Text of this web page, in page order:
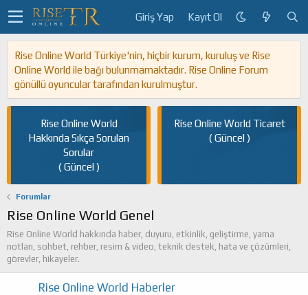
Giriş Yap Kayıt Ol
Rise Online World Türkiye'nin, hiçbir kurum, kuruluş ve Rise
Online World ile bağı bulunmamaktadır. Rise Online Forum
gönüllü oyuncular tarafından kurulmuştur.
Rise Online World
Hakkında Sıkça Sorulan
Sorular
( Güncel )
Rise Online World Ticaret
( Güncel )
Forumlar
Rise Online World Genel
Rise Online World hakkında haber, duyuru, etkinlik, geliştirme, yama
notları, sohbet, rehber, resim & video, teknik destek, hata ve çözümleri,
görevler, hikayeler.
Rise Online World Haberler